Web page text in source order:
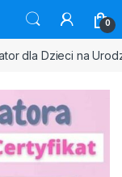
0
dla Dzieci na